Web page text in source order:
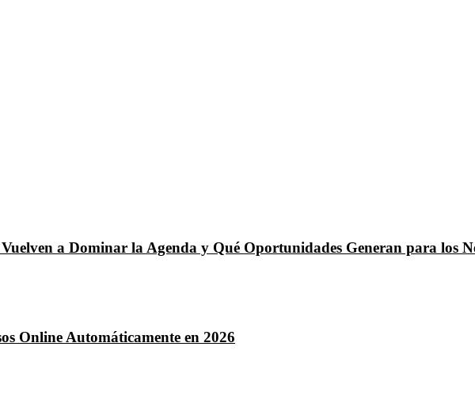
a Dominar la Agenda y Qué Oportunidades Generan para los
Online Automáticamente en 2026